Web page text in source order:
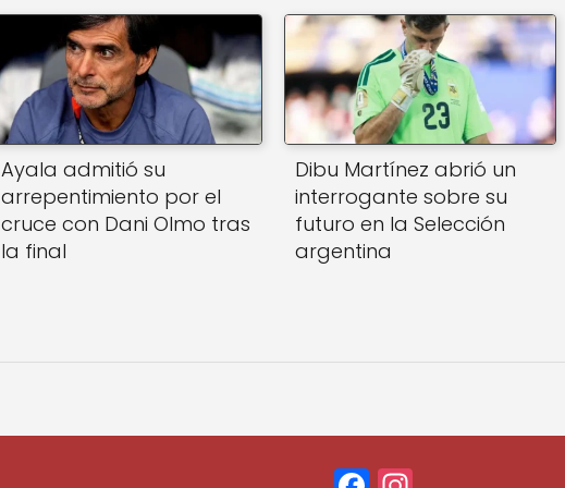
Ayala admitió su
arrepentimiento por el
cruce con Dani Olmo tras
la final
Dibu Martínez abrió un
interrogante sobre su
futuro en la Selección
argentina